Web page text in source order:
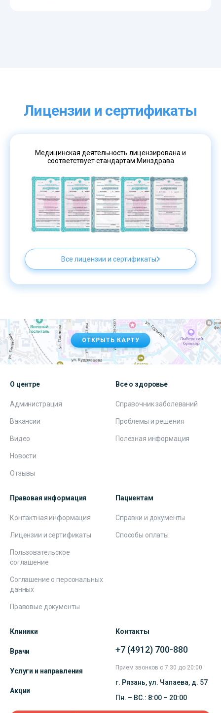
Лицензии и сертификаты
Медицинская деятельность лицензирована и
соответствует стандартам Минздрава
Все лицензии и сертификаты
ОТКРЫТЬ КАРТУ
О центре
Администрация
Вакансии
Видео
Новости
Отзывы
Все о здоровье
Справочник заболеваний
Проблемы и решения
Полезная информация
Правовая информация
Контактная информация
Лицензии и сертификаты
Пользовательское
соглашение
Соглашение о персональных
данных
Правовые документы
Пациентам
Справки и документы
Способы оплаты
Клиники
Врачи
Услуги и направления
Акции
Контакты
+7 (4912) 700-880
Прием звонков с 7:30 до 20:00
г. Рязань, ул. Чапаева, д. 57
Пн. – ВС.: 8:00 – 20:00